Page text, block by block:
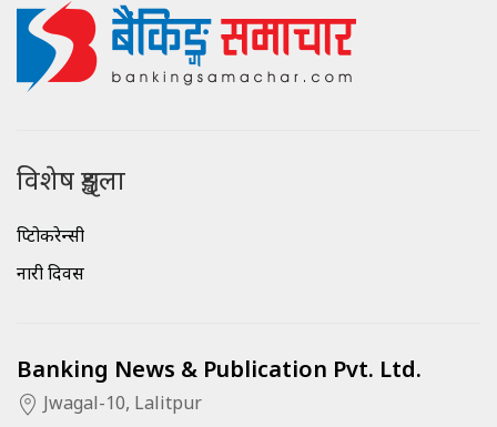
विशेष शृङ्खला
क्रिप्टोकरेन्सी
नारी दिवस
Banking News & Publication Pvt. Ltd.
Jwagal-10, Lalitpur